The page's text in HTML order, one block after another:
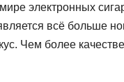
электронных
всё больше
Чем более